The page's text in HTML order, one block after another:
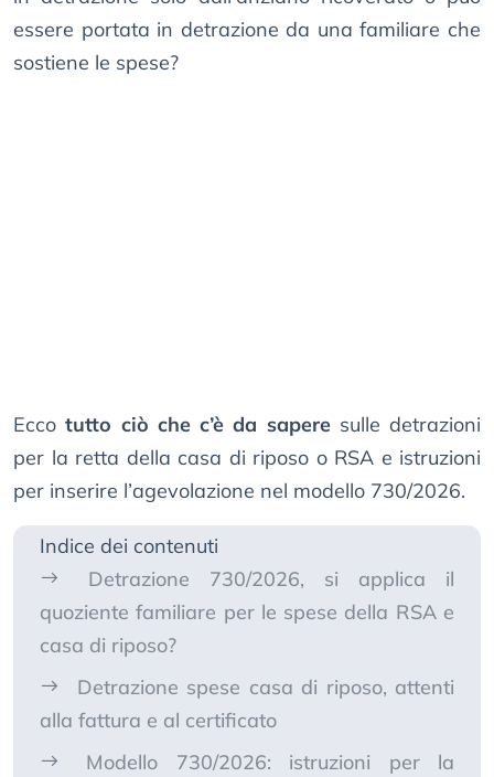
essere portata in detrazione da una familiare che
sostiene le spese?
Eccotutto ciò che c’è da saperesulle detrazioni
per la retta della casa di riposo o RSA e istruzioni
per inserire l’agevolazione nel modello 730/2026.
Indice dei contenuti
Detrazione 730/2026, si applica il
quoziente familiare per le spese della RSA e
casa di riposo?
Detrazione spese casa di riposo, attenti
alla fattura e al certificato
Modello 730/2026: istruzioni per la